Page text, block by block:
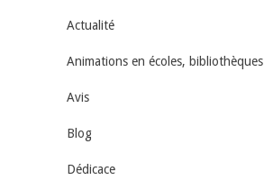
Actualité
Animations en écoles, bibliothèques
Avis
Blog
Dédicace